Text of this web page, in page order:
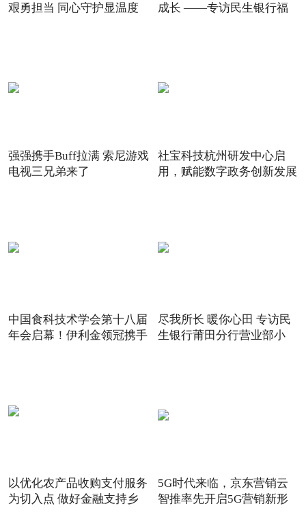
艰勇担当 同心守护显温度
成长 ——专访民生银行福
强强携手Buff拉满 索尼游戏
电视三兄弟来了
社宝科技杭州研发中心启
用，赋能数字政务创新发展
中国食科技术学会第十八届
年会启幕！伊利金领冠携手
尽我所长 暖你心田 专访民
生银行莆田分行营业部小
以优化农产品收购支付服务
为切入点 做好金融支持乡
5G时代来临，京东营销云
智推率先开启5G营销新形